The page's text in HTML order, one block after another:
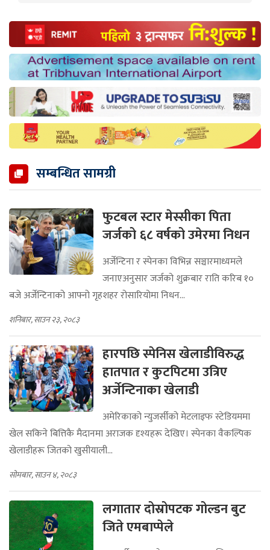
सम्बन्धित सामग्री
फुटबल स्टार मेस्सीका पिता
जर्जको ६८ वर्षको उमेरमा निधन
अर्जेन्टिना र स्पेनका विभिन्न सञ्चारमाध्यमले
जनाएअनुसार जर्जको शुक्रबार राति करिब १०
बजे अर्जेन्टिनाको आफ्नो गृहशहर रोसारियोमा निधन...
शनिबार, साउन २३, २०८३
हारपछि स्पेनिस खेलाडीविरुद्ध
हातपात र कुटपिटमा उत्रिए
अर्जेन्टिनाका खेलाडी
अमेरिकाको न्युजर्सीको मेटलाइफ स्टेडियममा
खेल सकिने बित्तिकै मैदानमा अराजक दृश्यहरू देखिए। स्पेनका वैकल्पिक
खेलाडीहरू जितको खुसीयाली...
सोमबार, साउन ४, २०८३
लगातार दोस्रोपटक गोल्डन बुट
जिते एमबाप्पेले